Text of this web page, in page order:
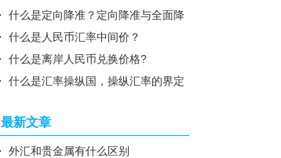
什么是定向降准？定向降准与全面降
准的区别
什么是人民币汇率中间价？
什么是离岸人民币兑换价格?
什么是汇率操纵国，操纵汇率的界定
最新文章
外汇和贵金属有什么区别